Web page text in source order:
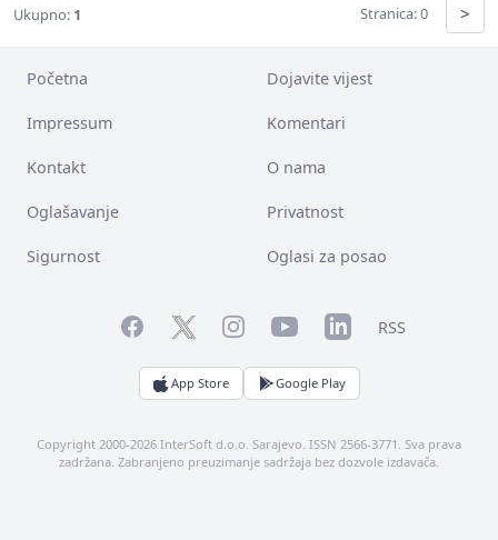
Ukupno: 1 Stranica: 0 >
Početna Dojavite vijest
Impressum Komentari
Kontakt O nama
Oglašavanje Privatnost
Sigurnost Oglasi za posao
FacebookTwitterInstagramYouTubeLinkedInRSS
App Store Google Play
Copyright 2000-2026 InterSoft d.o.o. Sarajevo. ISSN 2566-3771. Sva prava
zadržana. Zabranjeno preuzimanje sadržaja bez dozvole izdavača.